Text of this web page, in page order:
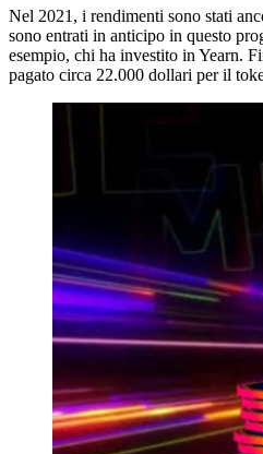
Nel 2021, i rendimenti sono stati
sono entrati in anticipo in questo
esempio, chi ha investito in Yearn.
pagato circa 22.000 dollari per il